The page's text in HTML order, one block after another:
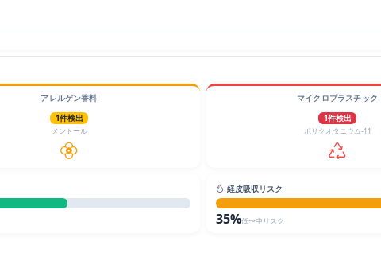
アレルゲン香料
1件検出
メントール
マイクロプラスチック
1件検出
ポリクオタニウム-11
経皮吸収リスク
35%低〜中リスク